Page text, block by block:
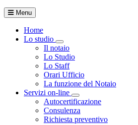
Menu
Home
Lo studio
Visualizza menù di
Il notaio
Lo Studio
Lo Staff
Orari Ufficio
La funzione del Notaio
Servizi on-line
Visualizza menù di
Autocertificazione
Consulenza
Richiesta preventivo